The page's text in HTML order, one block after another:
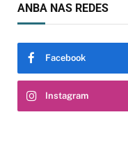
ANBA NAS REDES
Facebook
Instagram